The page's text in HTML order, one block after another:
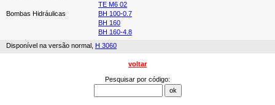
TE M6 02
Bombas Hidráulicas
BH 100-0.7
BH 160
BH 160-4.8
Disponível na versão normal, H 3060
voltar
Pesquisar por código: